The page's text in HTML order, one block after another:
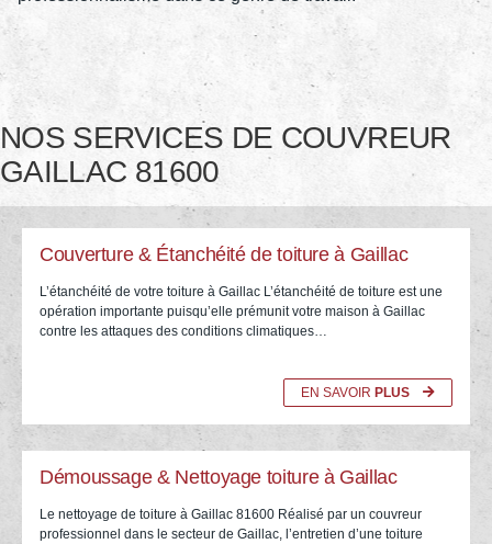
NOS SERVICES DE COUVREUR
GAILLAC 81600
Couverture & Étanchéité de toiture à Gaillac
L’étanchéité de votre toiture à Gaillac L’étanchéité de toiture est une
opération importante puisqu’elle prémunit votre maison à Gaillac
contre les attaques des conditions climatiques…
EN SAVOIR PLUS
Démoussage & Nettoyage toiture à Gaillac
Le nettoyage de toiture à Gaillac 81600 Réalisé par un couvreur
professionnel dans le secteur de Gaillac, l’entretien d’une toiture